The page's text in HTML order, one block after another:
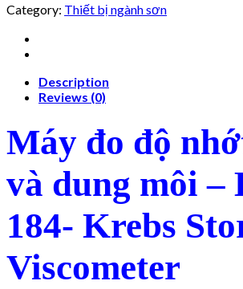
Category: Thiết bị ngành sơn
Description
Reviews (0)
Máy đo độ
và dung môi –
184- Krebs
Viscometer